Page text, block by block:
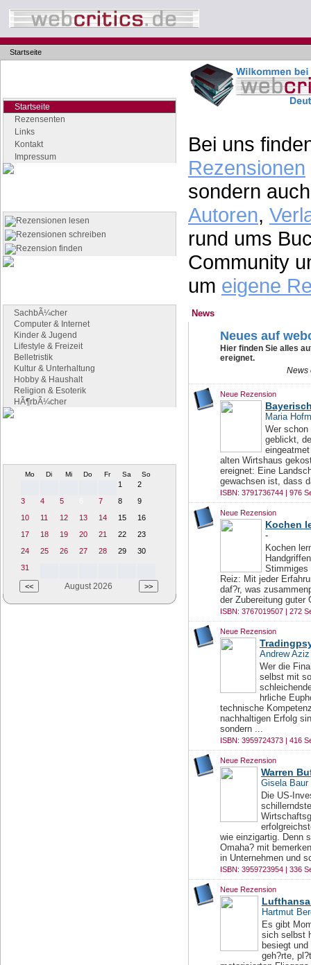
Startseite
Startseite
Rezensenten
Links
Kontakt
Impressum
Rezensionen lesen
Rezensionen schreiben
Rezension finden
SachbÃ¼cher
Computer & Internet
Kinder & Jugend
Lifestyle & Freizeit
Belletristik
Kultur & Unterhaltung
Hobby & Haushalt
Religion & Esoterik
HÃ¶rbÃ¼cher
Mo Di Mi Do Fr Sa So
1
2
3
4 5 7 8
9
10
11 12 13 14 15
16
17
18 19 20 21 22
23
24
25 26 27 28 29
30
31
August 2026
Bei uns
Rezensionen
sondern
Autoren,
rund ums
Community
um eigene
News
Neues auf
Hier finden Sie alles
ereignet.
News
Neue Rezension
Maria
Wer schon
geblickt,
alten Wirtshaus
ereignet: Eine
gewachsen ist, dass
ISBN: 3791736744 | 976
Neue Rezension
Kochen
-
Kochen
Stimmiges
Reiz: Mit jeder
daf?r, was
der Zubereitung guter
ISBN: 3767019507 | 272
Neue Rezension
Andrew Aziz
Wer die
selbst mit
hrliche
technische
nachhaltigen Erfolg
sondern ...
ISBN: 3959724373 | 416
Neue Rezension
Warren
Gisela Baur
Die US-
wie einzigartig. Denn
Omaha? mit
in Unternehmen und
ISBN: 3959723954 | 336
Neue Rezension
Hartmut
Es gibt
sich selbst
besiegt
geh?rte,